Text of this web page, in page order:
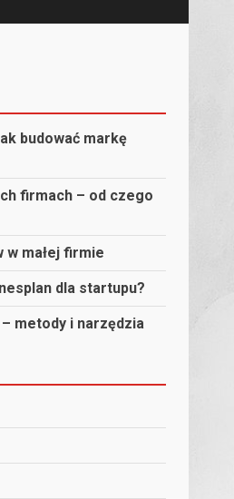
budować markę
firmach – od czego
małej firmie
dla startupu?
metody i narzędzia